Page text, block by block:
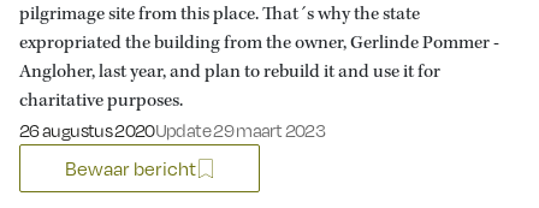
pilgrimage site from this place. That´s why the state
expropriated the building from the owner, Gerlinde Pommer -
Angloher, last year, and plan to rebuild it and use it for
charitative purposes.
Gepubliceerd op:
26 augustus 2020Update 29 maart 2023
Bewaar bericht